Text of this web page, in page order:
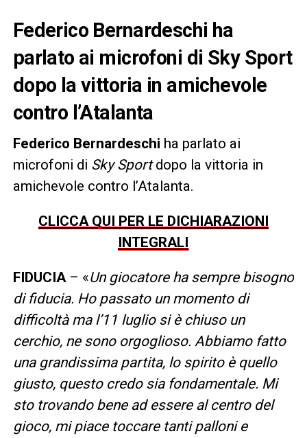
Federico Bernardeschi ha
parlato ai microfoni di Sky Sport
dopo la vittoria in amichevole
contro l’Atalanta
Federico Bernardeschi ha parlato ai
microfoni di Sky Sportdopo la vittoria in
amichevole contro l’Atalanta.
CLICCA QUI PER LE DICHIARAZIONI
INTEGRALI
FIDUCIA– «Un giocatore ha sempre bisogno
di fiducia. Ho passato un momento di
difficoltà ma l’11 luglio si è chiuso un
cerchio, ne sono orgoglioso. Abbiamo fatto
una grandissima partita, lo spirito è quello
giusto, questo credo sia fondamentale. Mi
sto trovando bene ad essere al centro del
gioco, mi piace toccare tanti palloni e